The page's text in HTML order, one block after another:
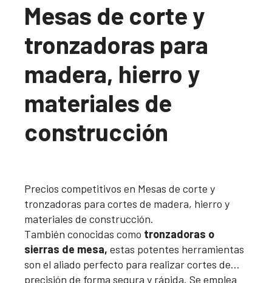
Mesas de corte y
tronzadoras para
madera, hierro y
materiales de
construcción
Precios competitivos en Mesas de corte y
tronzadoras para cortes de madera, hierro y
materiales de construcción.
También conocidas como tronzadoras o
sierras de mesa, estas potentes herramientas
son el aliado perfecto para realizar cortes de
precisión de forma segura y rápida. Se emplea